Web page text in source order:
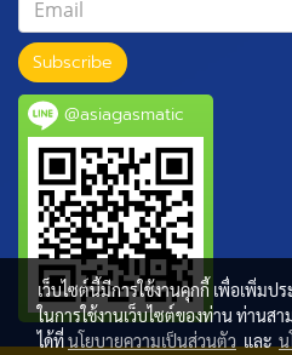
Subscribe
@asiagasmatic
เว็บไซต์นี้มีการใช้งานคุกกี้ เพื่อเพิ่ม
ในการใช้งานเว็บไซต์ของท่าน ท่านส
ได้ที่นโยบายความเป็นส่วนตัว และ น